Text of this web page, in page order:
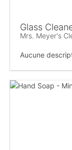
Glass
Mrs. Meyer's
Aucune